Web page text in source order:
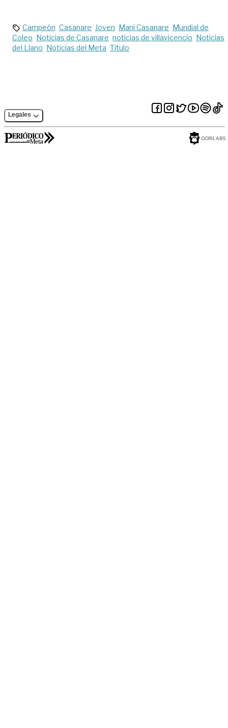
Campeón Casanare Joven Mani Casanare Mundial de
Coleo Noticias de Casanare noticias de villavicencio Noticias
del Llano Noticias del Meta Titulo
Legales
GORILABS